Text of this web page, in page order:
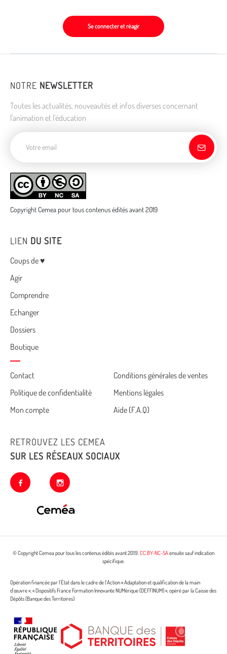
Se connecter et réagir
NOTRE NEWSLETTER
Toutes les actualités, nouveautés et infos diverses concernant
l'animation et l'éducation
Copyright Cemea pour tous contenus édités avant 2019
LIEN DU SITE
Menu
Coups de ♥
Agir
Comprendre
Echanger
Dossiers
Boutique
Cemea
footer
Contact
Conditions générales de ventes
Politique de confidentialité
Mentions légales
Mon compte
Aide (F.A.Q)
RETROUVEZ LES CEMEA
SUR LES RÉSEAUX SOCIAUX
facebook instagram
© Copyright Cemea pour tous les contenus édités avant 2019. CC BY-NC-SAensuite sauf indication
spécifique.
Opération financée par l’État dans le cadre de l’Action « Adaptation et qualification de la main
d’œuvre », « Dispositifs France Formation Innovante NUMérique (DEFFINUM) », opéré par la Caisse des
Dépôts (Banque des Territoires)